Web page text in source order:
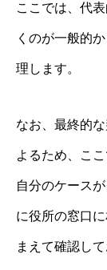
ここでは、代
くのが一般的
理します。
なお、最終的
よるため、こ
自分のケース
に役所の窓口
まえて確認し